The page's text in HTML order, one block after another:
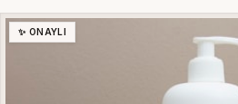
✨ ONAYLI